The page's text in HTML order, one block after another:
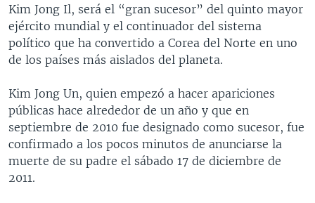
DEPORTIVO INTERNACIONAL
NOTA ECONÓMICA
ENTRETENIMIENTO
Idiomas
Kim Jong Il, será el “gran sucesor” del quinto mayor
ejército mundial y el continuador del sistema
político que ha convertido a Corea del Norte en uno
de los países más aislados del planeta.
Kim Jong Un, quien empezó a hacer apariciones
públicas hace alrededor de un año y que en
septiembre de 2010 fue designado como sucesor, fue
confirmado a los pocos minutos de anunciarse la
muerte de su padre el sábado 17 de diciembre de
2011.